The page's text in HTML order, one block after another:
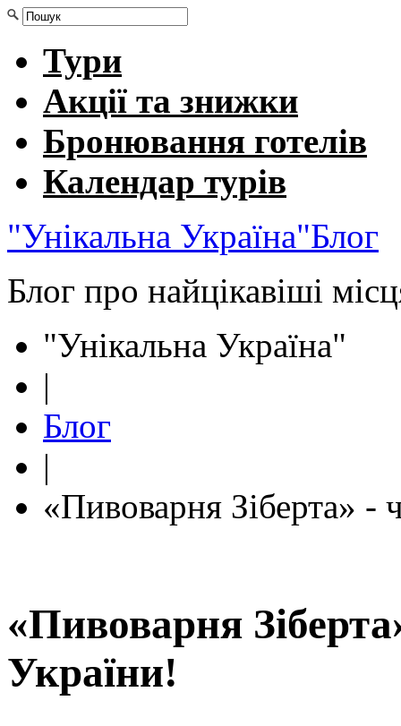
Тури
Акції та знижки
Бронювання готелів
Календар турів
"Унікальна Україна"Блог
Блог про найцікавіші
"Унікальна Україна"
|
Блог
|
«Пивоварня Зіберта» -
«Пивоварня
України!